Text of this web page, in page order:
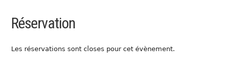
Réservation
Les réservations sont closes pour cet évènement.